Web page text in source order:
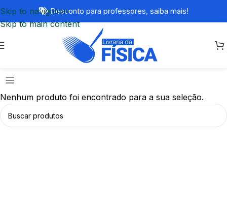
Skip to navigation
Skip to main content
Desconto para professores, saiba mais!
Nenhum produto foi encontrado para a sua seleção.